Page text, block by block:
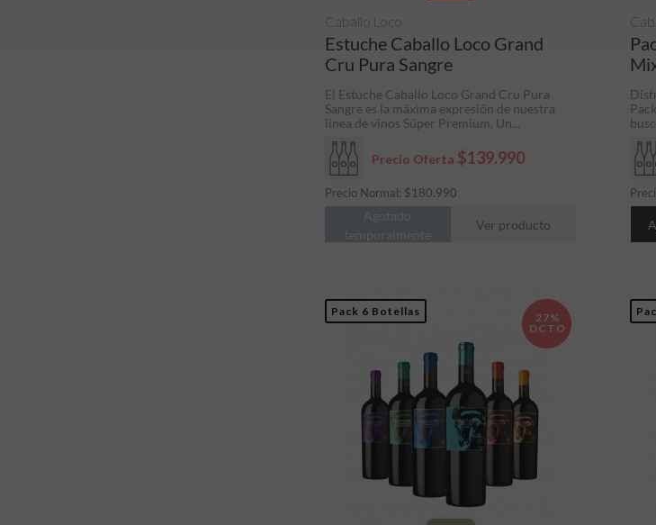
Estuche Caballo Loco Grand
Cru Pura Sangre
Precio Oferta $139.990
Precio Normal: $180.990
Caballo Loco
El Estuche Caballo Loco Grand Cru Pura
Sangre es la máxima expresión de nuestra
línea de vinos Súper Premium. Un...
Agotado
temporalmente
Ver producto
Pack 6 Botellas
27%
DCTO